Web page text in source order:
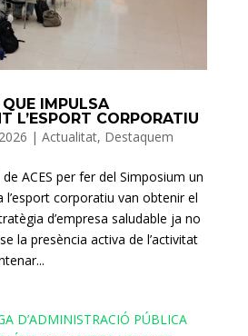
IMPULSA
L’ESPORT CORPORATIU
| Actualitat, Destaquem
ACES per fer del Simposium un
l’esport corporatiu van obtenir el
d’empresa saludable ja no
la presència activa de l’activitat